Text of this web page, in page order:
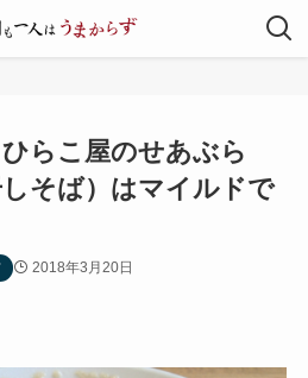
ひらこ屋のせあぶら
しそば）はマイルドで
2018年3月20日